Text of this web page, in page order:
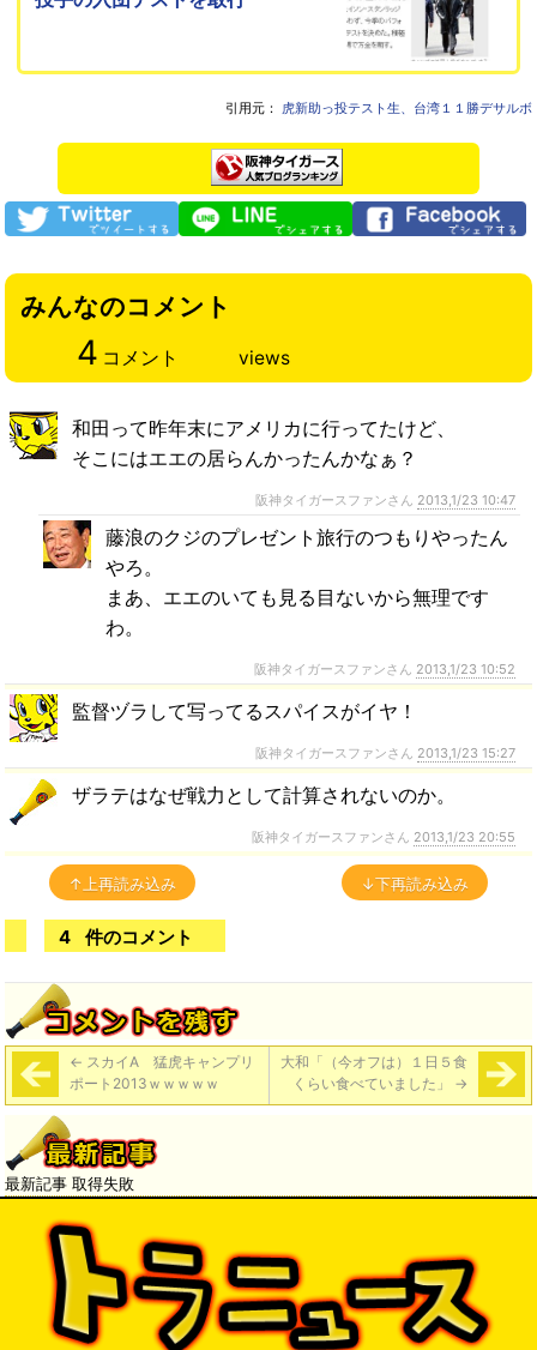
引用元： 虎新助っ投テスト生、台湾１１勝デサルボ
みんなのコメント
4 コメント views
和田って昨年末にアメリカに行ってたけど、
そこにはエエの居らんかったんかなぁ？
阪神タイガースファンさん 2013,1/23 10:47
藤浪のクジのプレゼント旅行のつもりやったん
やろ。
まあ、エエのいても見る目ないから無理です
わ。
阪神タイガースファンさん 2013,1/23 10:52
監督ヅラして写ってるスパイスがイヤ！
阪神タイガースファンさん 2013,1/23 15:27
ザラテはなぜ戦力として計算されないのか。
阪神タイガースファンさん 2013,1/23 20:55
↑上再読み込み ↓下再読み込み
4 件のコメント
← スカイA 猛虎キャンプリ
ポート2013ｗｗｗｗｗ
大和「（今オフは）１日５食
くらい食べていました」 →
最新記事 取得失敗